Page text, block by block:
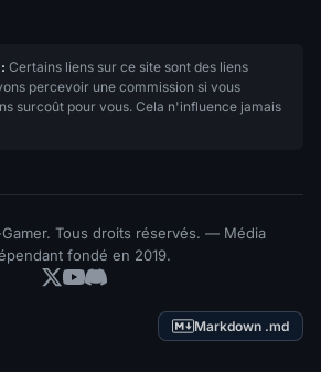
Certains liens sur ce site sont des liens
percevoir une commission si vous
surcoût pour vous. Cela n'influence jamais
Tous droits réservés. — Média
fondé en 2019.
Markdown .md